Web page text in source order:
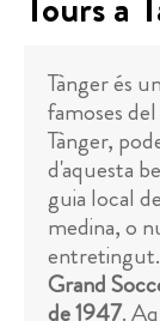
Tànger és
famoses
Tànger,
d'aquesta
guia local
medina, o
Grand
de 1947.